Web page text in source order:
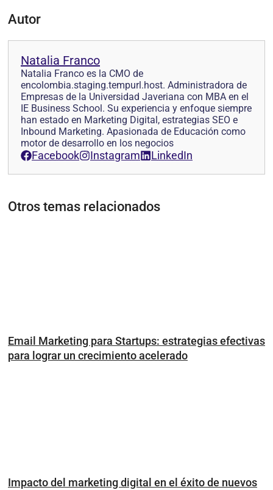
Autor
Natalia Franco
Natalia Franco es la CMO de
encolombia.staging.tempurl.host. Administradora de
Empresas de la Universidad Javeriana con MBA en el
IE Business School. Su experiencia y enfoque siempre
han estado en Marketing Digital, estrategias SEO e
Inbound Marketing. Apasionada de Educación como
motor de desarrollo en los negocios
Facebook Instagram LinkedIn
Otros temas relacionados
Email Marketing para Startups: estrategias efectivas
para lograr un crecimiento acelerado
Impacto del marketing digital en el éxito de nuevos